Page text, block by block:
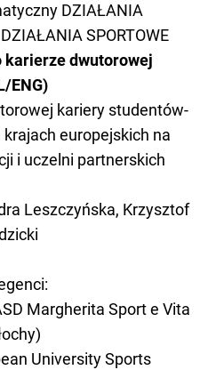
DZIAŁANIA
SPORTOWE
karierze dwutorowej
ENG)
kariery studentów-
europejskich na
i uczelni partnerskich
Leszczyńska, Krzysztof
Margherita Sport e Vita
University Sports